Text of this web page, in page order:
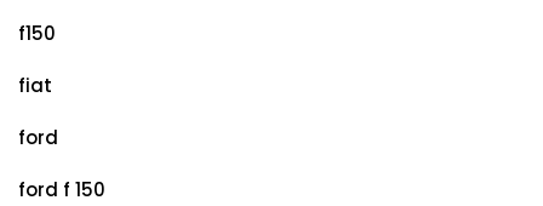
f150
fiat
ford
ford f 150